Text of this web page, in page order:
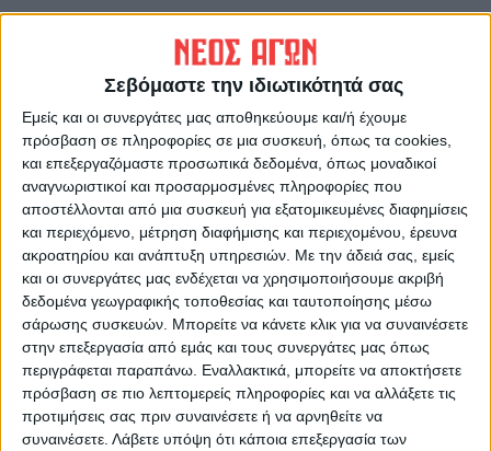
Σεβόμαστε την ιδιωτικότητά σας
Εμείς και οι συνεργάτες μας αποθηκεύουμε και/ή έχουμε
πρόσβαση σε πληροφορίες σε μια συσκευή, όπως τα cookies,
και επεξεργαζόμαστε προσωπικά δεδομένα, όπως μοναδικοί
αναγνωριστικοί και προσαρμοσμένες πληροφορίες που
αποστέλλονται από μια συσκευή για εξατομικευμένες διαφημίσεις
και περιεχόμενο, μέτρηση διαφήμισης και περιεχομένου, έρευνα
ακροατηρίου και ανάπτυξη υπηρεσιών. Με την άδειά σας, εμείς
και οι συνεργάτες μας ενδέχεται να χρησιμοποιήσουμε ακριβή
δεδομένα γεωγραφικής τοποθεσίας και ταυτοποίησης μέσω
σάρωσης συσκευών. Μπορείτε να κάνετε κλικ για να συναινέσετε
στην επεξεργασία από εμάς και τους συνεργάτες μας όπως
περιγράφεται παραπάνω. Εναλλακτικά, μπορείτε να αποκτήσετε
πρόσβαση σε πιο λεπτομερείς πληροφορίες και να αλλάξετε τις
προτιμήσεις σας πριν συναινέσετε ή να αρνηθείτε να
συναινέσετε. Λάβετε υπόψη ότι κάποια επεξεργασία των
ΠΡΟΗΓΟΥΜΕΝΟ ΑΡΘΡΟ
«Η Ελλάδα θέλει πόλεμο»:
Σκηνικό έντασης στήνουν
τουρκικά ΜΜΕ
ΕΠΟΜΕΝΟ ΑΡΘΡΟ
Με ΑΕΚ εκτός έδρας ξεκινάει
ο ΑΣΚ στη basket league!
ΝΕΟΣ ΑΓΩΝ
https://neosagon.gr
Η Αρχαιότερη Καθημερινή Πρωινή Εφημερίδα της Καρδίτσας